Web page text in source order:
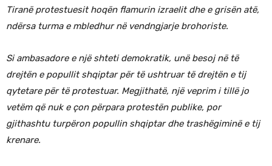
Tiranë protestuesit hoqën flamurin izraelit dhe e grisën atë,
ndërsa turma e mbledhur në vendngjarje brohoriste.
Si ambasadore e një shteti demokratik, unë besoj në të
drejtën e popullit shqiptar për të ushtruar të drejtën e tij
qytetare për të protestuar. Megjithatë, një veprim i tillë jo
vetëm që nuk e çon përpara protestën publike, por
gjithashtu turpëron popullin shqiptar dhe trashëgiminë e tij
krenare.